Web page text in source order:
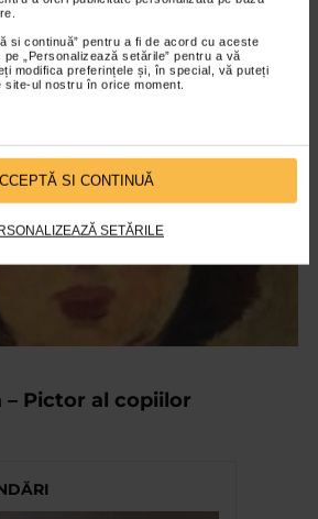
si continuă” pentru a fi de acord cu aceste
„Personalizează setările” pentru a vă
modifica preferințele și, în special, vă puteți
ul nostru în orice moment.
SI CONTINUĂ
SETĂRILE
#2”
– Pictor al copiilor